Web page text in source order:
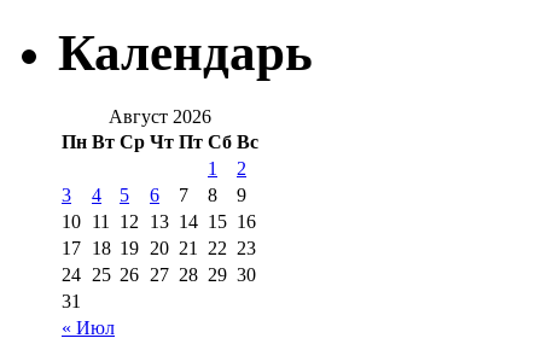
Календарь
Август 2026
Пн Вт Ср Чт Пт Сб Вс
« Июл
1
2
3
4 5 6 7 8
9
10 11 12 13 14 15 16
17 18 19 20 21 22 23
24 25 26 27 28 29 30
31